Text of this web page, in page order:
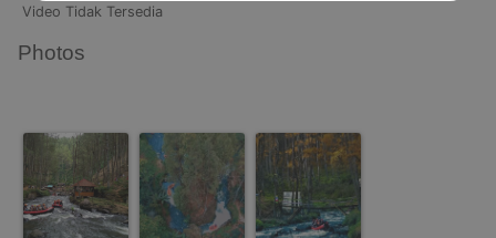
Video Tidak Tersedia
Photos